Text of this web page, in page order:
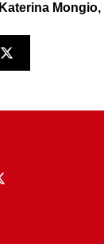
Katerina Mongio,